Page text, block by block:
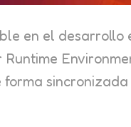
en el
forma